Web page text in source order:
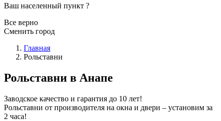
Ваш населенный пункт ?
Все верно
Сменить город
Главная
Рольставни
Рольставни в Анапе
Заводское качество и гарантия до 10 лет!
Рольставни от производителя на окна и двери – установим за
2 часа!